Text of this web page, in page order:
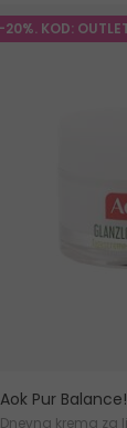
-20%. KOD:
Aok Pur Balance!
Dnevna krema za